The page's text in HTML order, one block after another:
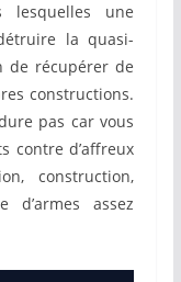
lesquelles une
la quasi-
de récupérer de
constructions.
pas car vous
contre d’affreux
construction,
d’armes assez